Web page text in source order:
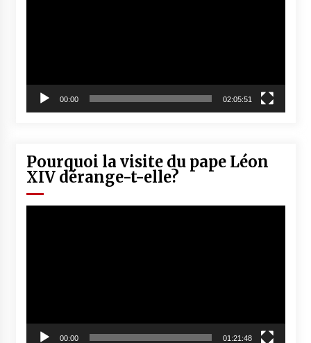
00:00 02:05:51
Pourquoi la visite du pape Léon
XIV dérange-t-elle?
00:00 01:21:48